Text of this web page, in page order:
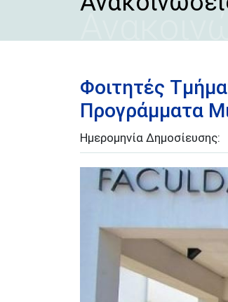
Φοιτητές
Προγράμματα
Ημερομηνία Δημοσίευσης:
Image